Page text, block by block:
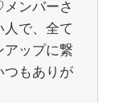
ンバーさ
人で、全て
アップに繋
もありが